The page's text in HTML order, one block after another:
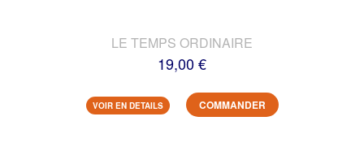
LE TEMPS ORDINAIRE
19,00 €
VOIR EN DETAILS COMMANDER